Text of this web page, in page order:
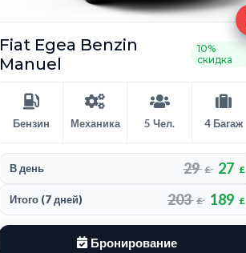
Fiat Egea Benzin
Manuel
10%
скидка
Бензин Механика 5 Чел. 4 Багаж
В день 29 £ 27 £
Итого (7 дней) 203 £ 189 £
Бронирование